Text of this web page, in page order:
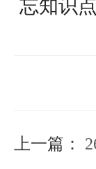
忘知识
时间管
上一篇：